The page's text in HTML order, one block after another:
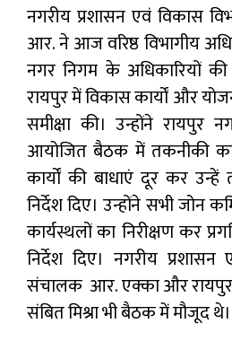
नगरीय प्रशासन एवं विकास
आर. ने आज वरिष्ठ विभागीय
नगर निगम के अधिकारियों
रायपुर में विकास कार्यों और
समीक्षा की। उन्होंने रायपुर
आयोजित बैठक में तकनीकी
कार्यों की बाधाएं दूर कर
निर्देश दिए। उन्होंने सभी जोन
कार्यस्थलों का निरीक्षण कर
निर्देश दिए। नगरीय
संचालक आर. एक्का और
संबित मिश्रा भी बैठक में मौजूद थे।